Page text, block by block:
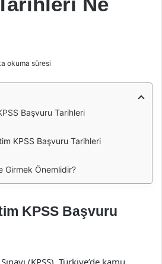
okuma süresi
Başvuru Tarihleri
KPSS Başvuru Tarihleri
Girmek Önemlidir?
KPSS Başvuru
(KPSS), Türkiye’de kamu